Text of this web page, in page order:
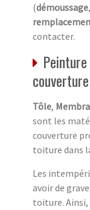
(démoussage,
contacter.
Tôle,
sont les
couverture
toiture dans
Les
avoir de
toiture.